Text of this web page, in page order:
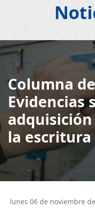
Columna
Evidencias
la escritura
lunes 06 de noviembre